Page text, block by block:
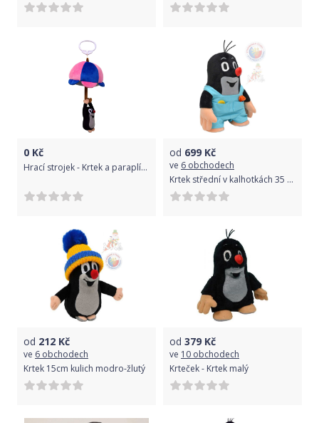
0 Kč
Hrací strojek - Krtek a paraplíčko
od 699 Kč
ve 6 obchodech
Krtek střední v kalhotkách 35 cm
od 212 Kč
ve 6 obchodech
Krtek 15cm kulich modro-žlutý
od 379 Kč
ve 10 obchodech
Krteček - Krtek malý